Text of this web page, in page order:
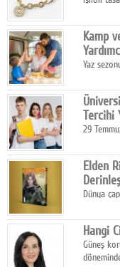
Kamp
Yaz
temizlik
ediyor.
Tercihi
29
Elden
Dünya
aksiyonu
Hangi
Güneş